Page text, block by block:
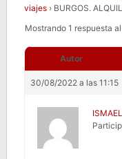
viajes › BURGOS.
Mostrando 1 respuesta
Autor
30/08/2022 a las 11:15
ISMAEL